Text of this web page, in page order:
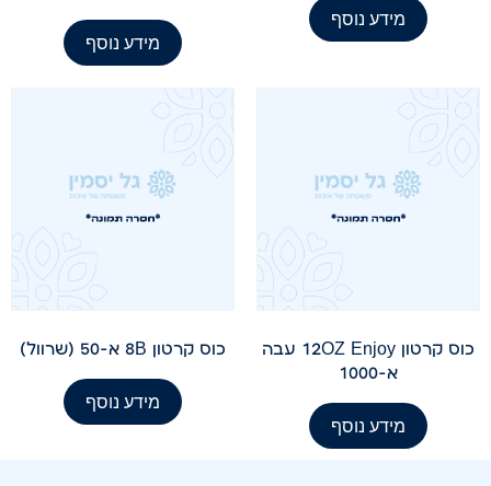
מידע נוסף
מידע נוסף
כוס קרטון 12OZ Enjoy עבה
א-1000
מידע נוסף
כוס קרטון 8B א-50 (שרוול)
מידע נוסף